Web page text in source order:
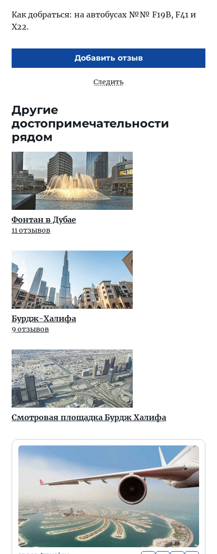
Как добраться: на автобусах №№ F19B, F41 и
X22.
Добавить отзыв
Следить
Другие
достопримечательности
рядом
Фонтан в Дубае
11 отзывов
Бурдж-Халифа
9 отзывов
Смотровая площадка Бурдж Халифа